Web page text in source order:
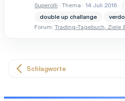
Superolli
Thema 14 Juli 2016
double up challange
Forum: Trading-Tagebuch, Ziele
Schlagworte